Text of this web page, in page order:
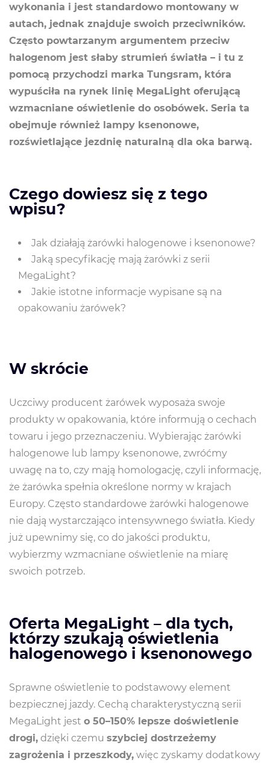
wykonania i jest standardowo montowany w
autach, jednak znajduje swoich przeciwników.
Często powtarzanym argumentem przeciw
halogenom jest słaby strumień światła – i tu z
pomocą przychodzi marka Tungsram, która
wypuściła na rynek linię MegaLight oferującą
wzmacniane oświetlenie do osobówek. Seria ta
obejmuje również lampy ksenonowe,
rozświetlające jezdnię naturalną dla oka barwą.
Czego dowiesz się z tego
wpisu?
Jak działają żarówki halogenowe i ksenonowe?
Jaką specyfikację mają żarówki z serii
MegaLight?
Jakie istotne informacje wypisane są na
opakowaniu żarówek?
W skrócie
Uczciwy producent żarówek wyposaża swoje
produkty w opakowania, które informują o cechach
towaru i jego przeznaczeniu. Wybierając żarówki
halogenowe lub lampy ksenonowe, zwróćmy
uwagę na to, czy mają homologację, czyli informację,
że żarówka spełnia określone normy w krajach
Europy. Często standardowe żarówki halogenowe
nie dają wystarczająco intensywnego światła. Kiedy
już upewnimy się, co do jakości produktu,
wybierzmy wzmacniane oświetlenie na miarę
swoich potrzeb.
Oferta MegaLight – dla tych,
którzy szukają oświetlenia
halogenowego i ksenonowego
Sprawne oświetlenie to podstawowy element
bezpiecznej jazdy. Cechą charakterystyczną serii
MegaLight jest o 50–150% lepsze doświetlenie
drogi, dzięki czemu szybciej dostrzeżemy
zagrożenia i przeszkody, więc zyskamy dodatkowy